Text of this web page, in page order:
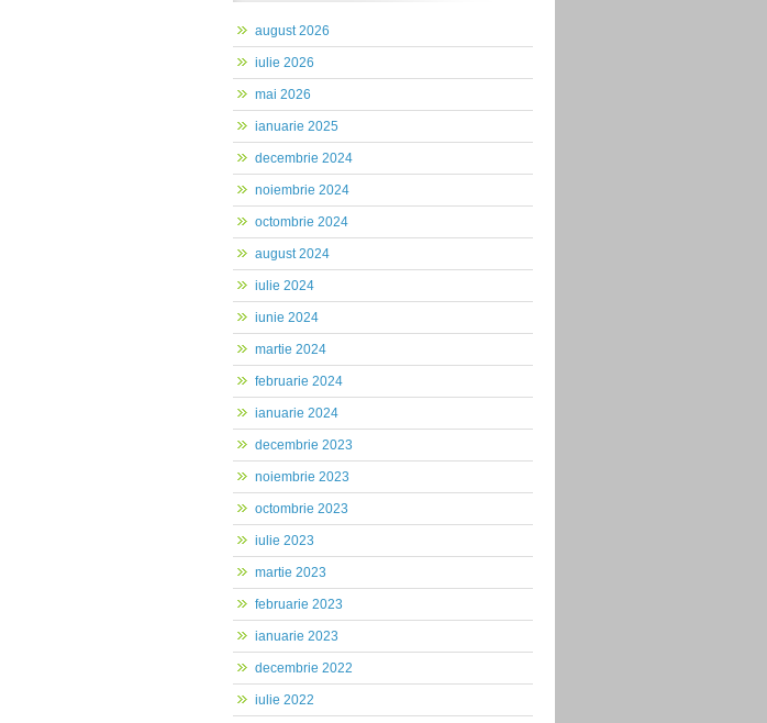
august 2026
iulie 2026
mai 2026
ianuarie 2025
decembrie 2024
noiembrie 2024
octombrie 2024
august 2024
iulie 2024
iunie 2024
martie 2024
februarie 2024
ianuarie 2024
decembrie 2023
noiembrie 2023
octombrie 2023
iulie 2023
martie 2023
februarie 2023
ianuarie 2023
decembrie 2022
iulie 2022